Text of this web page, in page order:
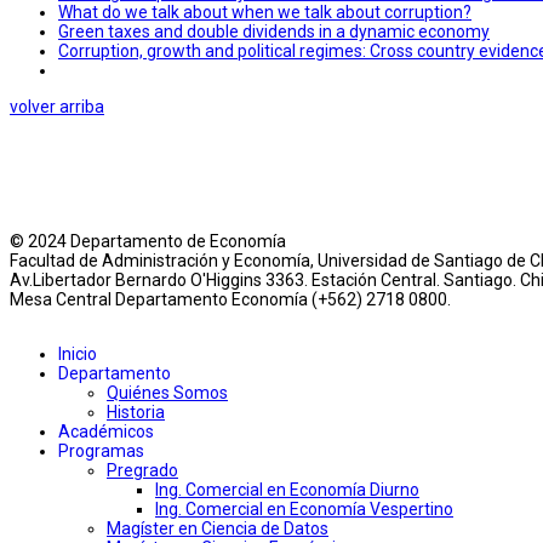
What do we talk about when we talk about corruption?
Green taxes and double dividends in a dynamic economy
Corruption, growth and political regimes: Cross country
volver arriba
© 2024 Departamento de Economía
Facultad de Administración y Economía, Universidad de Santiago de
Av.Libertador Bernardo O'Higgins 3363. Estación Central. Santiago.
Mesa Central Departamento Economía (+562) 2718 0800.
Inicio
Departamento
Quiénes Somos
Historia
Académicos
Programas
Pregrado
Ing. Comercial en Economía Diurno
Ing. Comercial en Economía Vespertino
Magíster en Ciencia de Datos